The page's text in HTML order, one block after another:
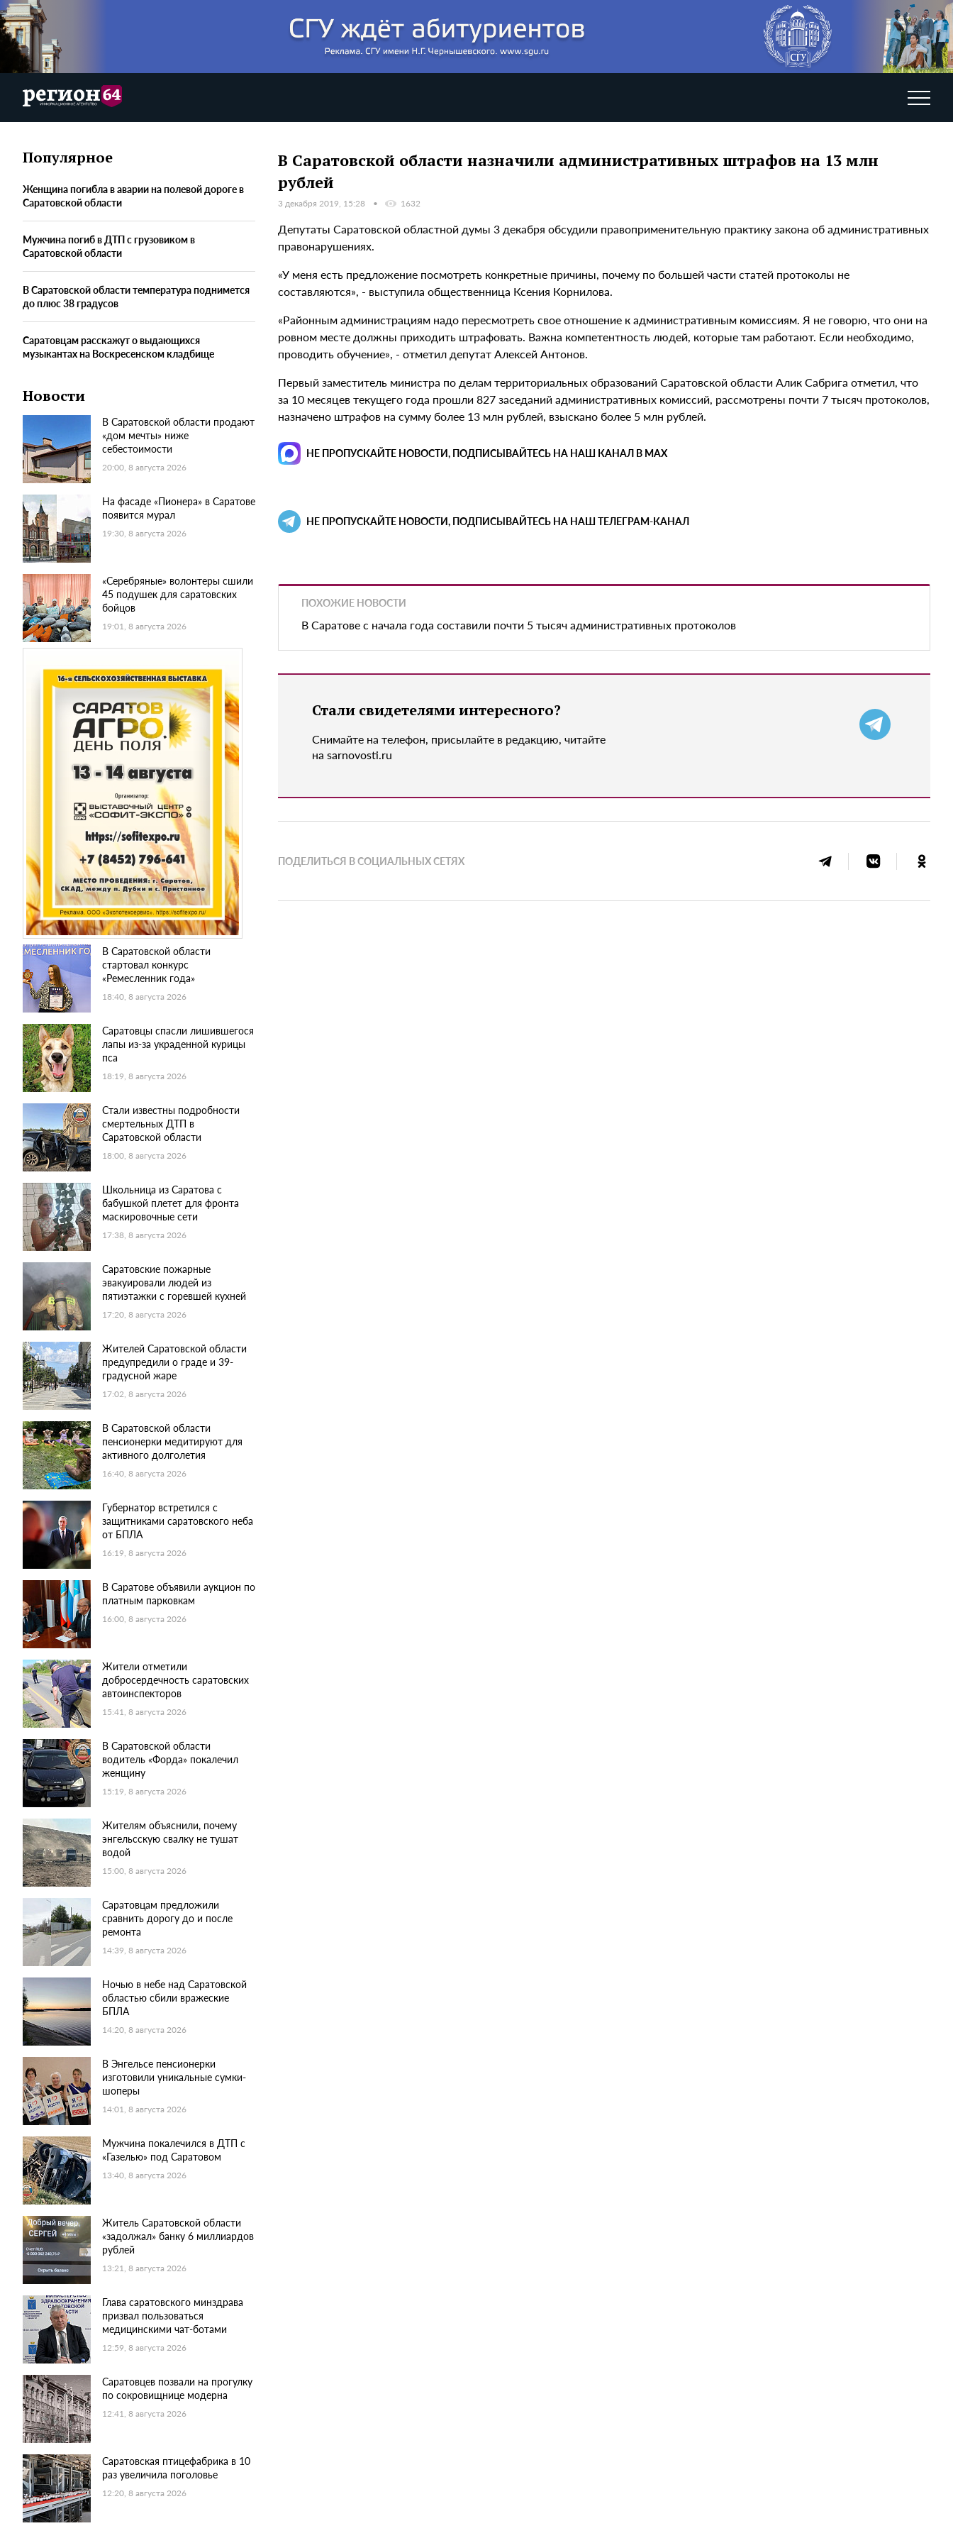
Популярное
Женщина погибла в аварии на полевой дороге в
Саратовской области
Мужчина погиб в ДТП с грузовиком в
Саратовской области
В Саратовской области температура поднимется
до плюс 38 градусов
Саратовцам расскажут о выдающихся
музыкантах на Воскресенском кладбище
Новости
В Саратовской области продают
«дом мечты» ниже
себестоимости
20:00, 8 августа 2026
На фасаде «Пионера» в Саратове
появится мурал
19:30, 8 августа 2026
«Серебряные» волонтеры сшили
45 подушек для саратовских
бойцов
19:01, 8 августа 2026
В Саратовской области
стартовал конкурс
«Ремесленник года»
18:40, 8 августа 2026
Саратовцы спасли лишившегося
лапы из-за украденной курицы
пса
18:19, 8 августа 2026
Стали известны подробности
смертельных ДТП в
Саратовской области
18:00, 8 августа 2026
Школьница из Саратова с
бабушкой плетет для фронта
маскировочные сети
17:38, 8 августа 2026
Саратовские пожарные
эвакуировали людей из
пятиэтажки с горевшей кухней
17:20, 8 августа 2026
Жителей Саратовской области
предупредили о граде и 39-
градусной жаре
17:02, 8 августа 2026
В Саратовской области
пенсионерки медитируют для
активного долголетия
16:40, 8 августа 2026
Губернатор встретился с
защитниками саратовского неба
от БПЛА
16:19, 8 августа 2026
В Саратове объявили аукцион по
платным парковкам
16:00, 8 августа 2026
Жители отметили
добросердечность саратовских
автоинспекторов
15:41, 8 августа 2026
В Саратовской области
водитель «Форда» покалечил
женщину
15:19, 8 августа 2026
Жителям объяснили, почему
энгельсскую свалку не тушат
водой
15:00, 8 августа 2026
Саратовцам предложили
сравнить дорогу до и после
ремонта
14:39, 8 августа 2026
Ночью в небе над Саратовской
областью сбили вражеские
БПЛА
14:20, 8 августа 2026
В Энгельсе пенсионерки
изготовили уникальные сумки-
шоперы
14:01, 8 августа 2026
Мужчина покалечился в ДТП с
«Газелью» под Саратовом
13:40, 8 августа 2026
Житель Саратовской области
«задолжал» банку 6 миллиардов
рублей
13:21, 8 августа 2026
Глава саратовского минздрава
призвал пользоваться
медицинскими чат-ботами
12:59, 8 августа 2026
Саратовцев позвали на прогулку
по сокровищнице модерна
12:41, 8 августа 2026
Саратовская птицефабрика в 10
раз увеличила поголовье
12:20, 8 августа 2026
В Саратовской области назначили административных штрафов на 13 млн
рублей
3 декабря 2019, 15:28 1632
Депутаты Саратовской областной думы 3 декабря обсудили правоприменительную практику закона об административных
правонарушениях.
«У меня есть предложение посмотреть конкретные причины, почему по большей части статей протоколы не
составляются», - выступила общественница Ксения Корнилова.
«Районным администрациям надо пересмотреть свое отношение к административным комиссиям. Я не говорю, что они на
ровном месте должны приходить штрафовать. Важна компетентность людей, которые там работают. Если необходимо,
проводить обучение», - отметил депутат Алексей Антонов.
Первый заместитель министра по делам территориальных образований Саратовской области Алик Сабрига отметил, что
за 10 месяцев текущего года прошли 827 заседаний административных комиссий, рассмотрены почти 7 тысяч протоколов,
назначено штрафов на сумму более 13 млн рублей, взыскано более 5 млн рублей.
НЕ ПРОПУСКАЙТЕ НОВОСТИ, ПОДПИСЫВАЙТЕСЬ НА НАШ КАНАЛ В MAX
НЕ ПРОПУСКАЙТЕ НОВОСТИ, ПОДПИСЫВАЙТЕСЬ НА НАШ ТЕЛЕГРАМ-КАНАЛ
ПОХОЖИЕ НОВОСТИ
В Саратове с начала года составили почти 5 тысяч административных протоколов
Стали свидетелями интересного?
Снимайте на телефон, присылайте в редакцию, читайте
на sarnovosti.ru
ПОДЕЛИТЬСЯ В СОЦИАЛЬНЫХ СЕТЯХ